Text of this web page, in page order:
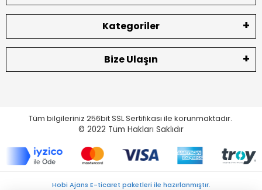
Kategoriler
Bize Ulaşın
Tüm bilgileriniz 256bit SSL Sertifikası ile korunmaktadır.
© 2022 Tüm Hakları Saklıdır
Hobi Ajans E-ticaret paketleri ile hazırlanmıştır.